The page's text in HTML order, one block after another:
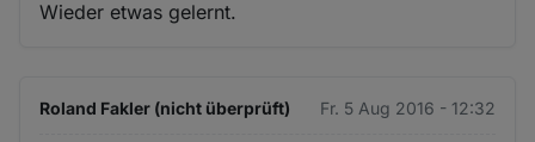
Wieder etwas gelernt.
Roland Fakler (nicht überprüft) Fr. 5 Aug 2016 - 12:32